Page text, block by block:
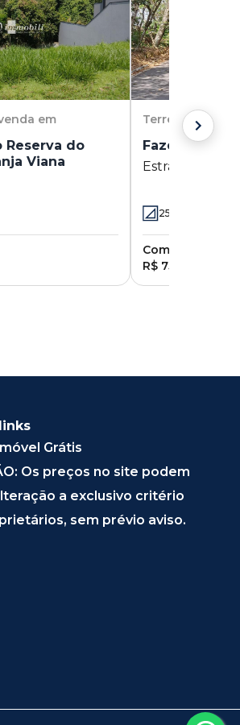
em
Reserva do
Viana
Terreno para
Fazendinha -
Estrada de
2500
Comprar:
R$ 750.000
Grátis
Os preços no site podem
a exclusivo critério
sem prévio aviso.